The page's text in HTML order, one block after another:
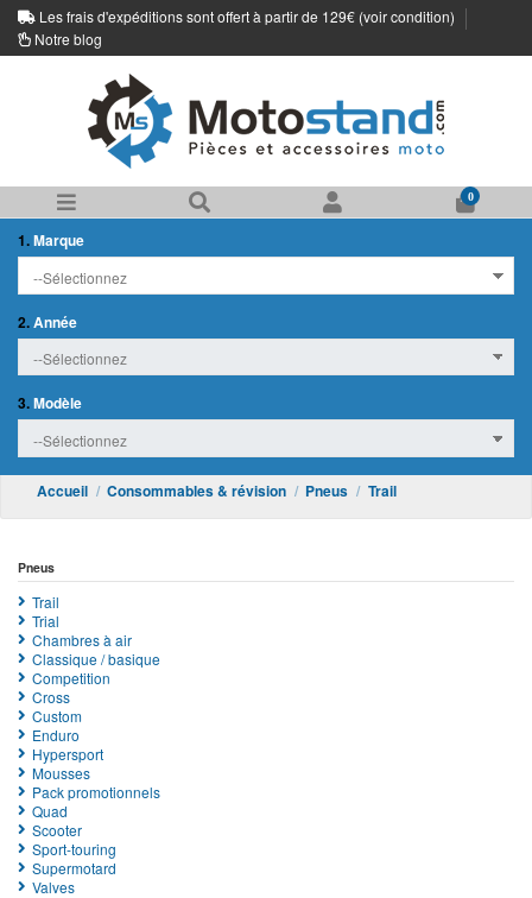
Les frais d'expéditions sont offert à partir de 129€ (voir condition)
Notre blog
0
1.Marque
2.Année
3.Modèle
Accueil Consommables & révision Pneus Trail
Pneus
Trail
Trial
Chambres à air
Classique / basique
Competition
Cross
Custom
Enduro
Hypersport
Mousses
Pack promotionnels
Quad
Scooter
Sport-touring
Supermotard
Valves